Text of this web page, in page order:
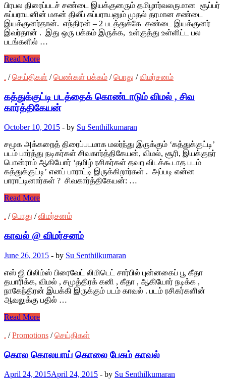
பிரபல திரைப்படச் சண்டை இயக்குனரும் தமிழார்வலருமான சூப்பர்
சுப்பராயனின் மகன் திலீப் சுப்பராயனும் முதல் தரமான சண்டை
இயக்குனர்தான். எந்திரன் – 2 படத்துக்கே சண்டை இயக்குனர்
இவர்தான் . இது ஒரு பக்கம் இருக்க, உள்குத்து உள்ளிட்ட பல
படங்களில் …
Read More
. /செய்திகள் /பெண்கள் பக்கம் /பொது /விமர்சனம்
கத்துக்குட்டி படத்தைக் கொண்டாடும் விமல் , சிவ
கார்த்திகேயன்
October 10, 2015 - by Su Senthilkumaran
சமூக அக்கறைத் திரைப்படமாக மலர்ந்து இருக்கும் ‘கத்துக்குட்டி’
படம் பார்த்து நடிகர்கள் சிவகார்த்திகேயன், விமல், சூரி, இயக்குநர்
பொன்ராம் ஆகியோர் ‘தமிழ் ரசிகர்கள் தவற விடக்கூடாத படம்
கத்துக்குட்டி’ எனப் பாராட்டி இருக்கிறார்கள் . அப்படி என்ன
பாராட்டினார்கள் ? சிவகார்த்திகேயன்: …
Read More
. /பொது /விமர்சனம்
காவல் @ விமர்சனம்
June 26, 2015 - by Su Senthilkumaran
எஸ் ஜி பிலிம்ஸ் பிரைவேட் லிமிடெட் சார்பில் புன்னகைப் பூ கீதா
தயாரிக்க, விமல் , சமுத்திரக் கனி , கீதா , ஆகியோர் நடிக்க ,
நாகேந்திரன் இயக்கி இருக்கும் படம் காவல் . படம் ரசிகர்களின்
ஆவலுக்கு பதில் …
Read More
. /Promotions /செய்திகள்
கொல கொலயாய் கொலை பேசும் காவல்
April 24, 2015April 24, 2015 - by Su Senthilkumaran